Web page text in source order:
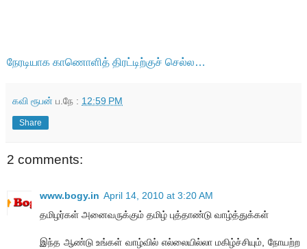
நேரடியாக காணொளித் திரட்டிற்குச் செல்ல…
கவி ரூபன் ப.நே : 12:59 PM
Share
2 comments:
www.bogy.in April 14, 2010 at 3:20 AM
தமிழர்கள் அனைவருக்கும் தமிழ் புத்தாண்டு வாழ்த்துக்கள்
இந்த ஆண்டு உங்கள் வாழ்வில் எல்லையில்லா மகிழ்ச்சியும், நோயற்ற